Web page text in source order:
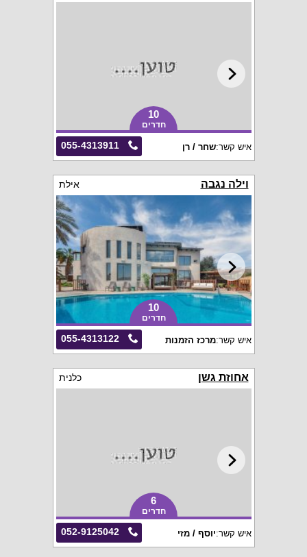
10
חדרים
055-4313911 איש קשר:שחר / רן
וילה נגבה אילת
10
חדרים
055-4313122 איש קשר:מרכז הזמנות
אחוזת גשן כלנית
6
חדרים
052-9125042 איש קשר:יוסף / מזי